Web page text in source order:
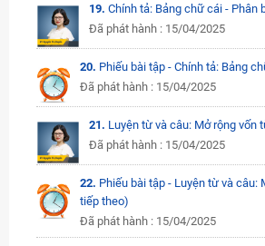
19. Chính tả: Bảng chữ cái - Phân
Đã phát hành : 15/04/2025
20. Phiếu bài tập - Chính tả: Bảng
Đã phát hành : 15/04/2025
21. Luyện từ và câu: Mở rộng vốn
Đã phát hành : 15/04/2025
22. Phiếu bài tập - Luyện từ và câu:
tiếp theo)
Đã phát hành : 15/04/2025